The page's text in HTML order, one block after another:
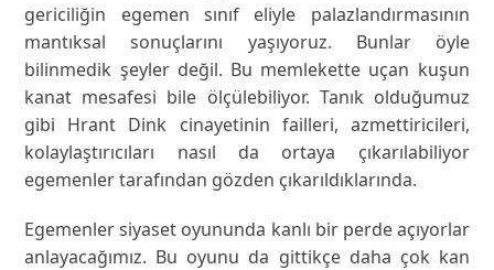
gericiliğin egemen sınıf eliyle palazlandırmasının
mantıksal sonuçlarını yaşıyoruz. Bunlar öyle
bilinmedik şeyler değil. Bu memlekette uçan kuşun
kanat mesafesi bile ölçülebiliyor. Tanık olduğumuz
gibi Hrant Dink cinayetinin failleri, azmettiricileri,
kolaylaştırıcıları nasıl da ortaya çıkarılabiliyor
egemenler tarafından gözden çıkarıldıklarında.
Egemenler siyaset oyununda kanlı bir perde açıyorlar
anlayacağımız. Bu oyunu da gittikçe daha çok kan